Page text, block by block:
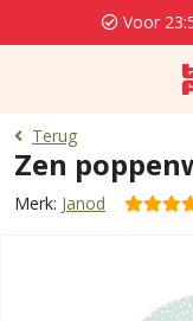
Voor
Terug
Zen
Merk: Janod